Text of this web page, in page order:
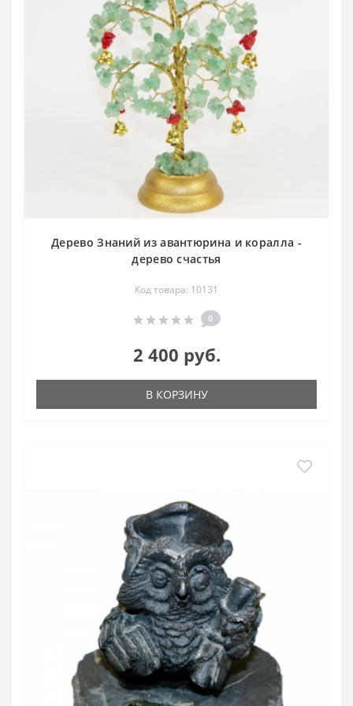
Дерево Знаний из авантюрина и коралла -
дерево счастья
Код товара: 10131
0
2 400 руб.
В КОРЗИНУ